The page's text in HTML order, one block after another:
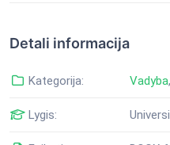
Detali informacija
Kategorija: Vadyba,
Lygis: